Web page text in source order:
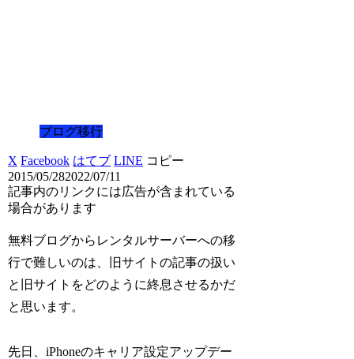
ブログ移行
X Facebook はてブ LINE コピー
2015/05/282022/07/11
記事内のリンクには広告が含まれている
場合があります
無料ブログからレンタルサーバーへの移
行で難しいのは、旧サイトの記事の扱い
と旧サイトをどのように終息させるかだ
と思います。
先日、iPhoneのキャリア設定アップデー